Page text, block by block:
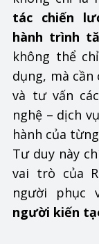
tác chiến
hành trình
không thể
dụng, mà cần
và tư vấn
nghệ – dịch
hành của
Tư duy này
vai trò của
người phục
người kiến